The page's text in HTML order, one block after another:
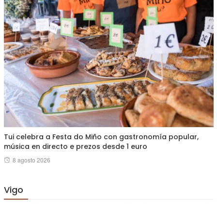
Tui celebra a Festa do Miño con gastronomía popular,
música en directo e prezos desde 1 euro
Posted
8 agosto 2026
Vigo